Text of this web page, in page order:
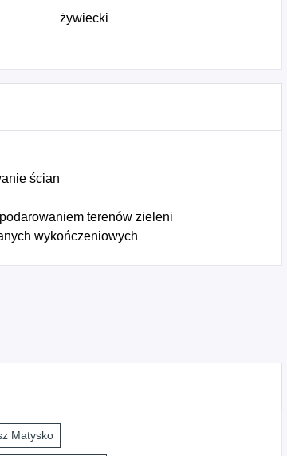
żywiecki
ścian
terenów zieleni
wykończeniowych
Matysko